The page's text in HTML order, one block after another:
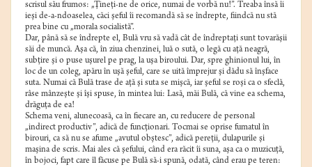
scrisul său frumos: „Ţineţi-ne de orice, numai de vorbă nu!”. Treaba însă îi
ieşi de-a-ndoaselea, căci şeful îi recomandă să se îndrepte, fiindcă nu stă
prea bine cu „morala socialistă”.
Dar, până să se îndrepte el, Bulă vru să vadă cât de îndreptaţi sunt tovarăşii
săi de muncă. Aşa că, în ziua chenzinei, luă o sută, o legă cu aţă neagră,
subţire şi o puse uşurel pe prag, la uşa biroului. Dar, spre ghinionul lui, în
loc de un coleg, apăru în uşă şeful, care se uită împrejur şi dădu să înşface
suta. Numai că Bulă trase de aţă şi suta se mişcă, iar şeful se roşi ca o sfeclă,
râse mânzeşte şi îşi spuse, în mintea lui: Lasă, măi Bulă, că vine ea schema,
drăguţa de ea!
Schema veni, alunecoasă, ca în fiecare an, cu reducere de personal
„indirect productiv”, adică de funcţionari. Tocmai se oprise fumatul în
birouri, ca să nu se afume „avutul obştesc”, adică pereţii, dulapurile şi
maşina de scris. Mai ales că şefului, când era răcit îi suna, aşa ca o muzicuţă,
în bojoci, fapt care îl făcuse pe Bulă să-i spună, odată, când erau pe teren: